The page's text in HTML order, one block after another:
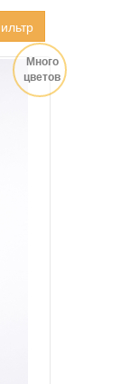
Много
цветов